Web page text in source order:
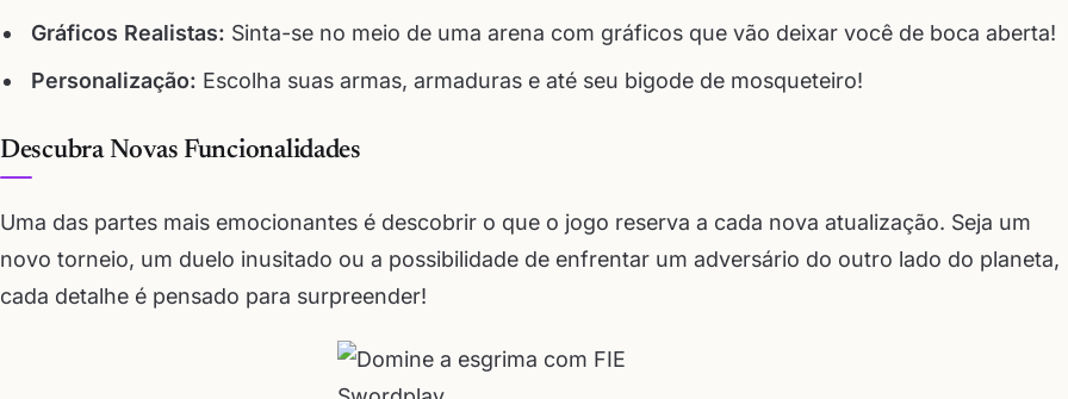
Gráficos Realistas: Sinta-se no meio de uma arena com gráficos que vão deixar você de boca aberta!
Personalização: Escolha suas armas, armaduras e até seu bigode de mosqueteiro!
Descubra Novas Funcionalidades
Uma das partes mais emocionantes é descobrir o que o jogo reserva a cada nova atualização. Seja um
novo torneio, um duelo inusitado ou a possibilidade de enfrentar um adversário do outro lado do planeta,
cada detalhe é pensado para surpreender!